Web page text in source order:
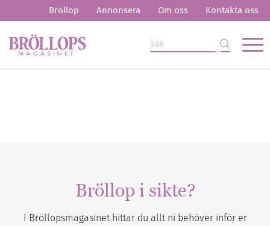
Bröllop Annonsera Om oss Kontakta oss
Bröllop i sikte?
I Bröllopsmagasinet hittar du allt ni behöver inför er